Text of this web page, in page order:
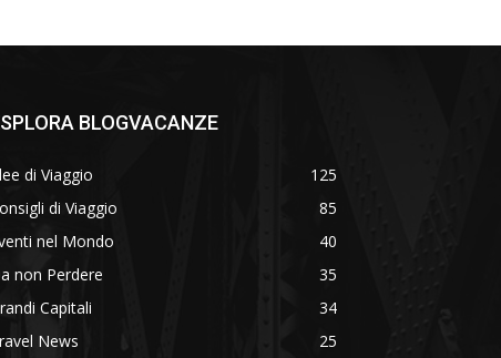
BLOGVACANZE
di Viaggio
125
di Viaggio
85
nel Mondo
40
non Perdere
35
Capitali
34
News
25